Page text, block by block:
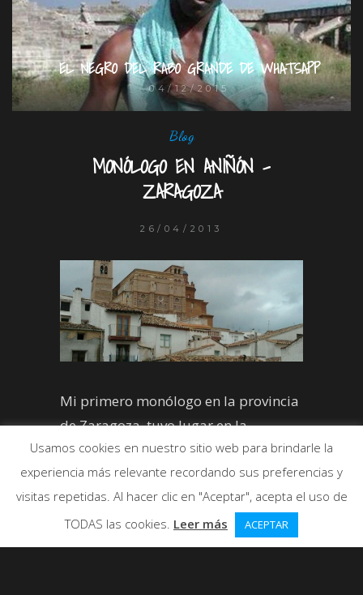
EL NEGRO DEL RABO GRANDE DE WHATSAPP
04/12/2015
Blog
MONÓLOGO EN ANIÑÓN -
ZARAGOZA
26/04/2013
Mi primero monólogo en la provincia
de Zaragoza, tuvo lugar en la
localidad de Aniñón.
Usamos cookies en nuestro sitio web para brindarle la
experiencia más relevante recordando sus preferencias y
visitas repetidas. Al hacer clic en "Aceptar", acepta el uso de
TODAS las cookies. Leer más ACEPTAR